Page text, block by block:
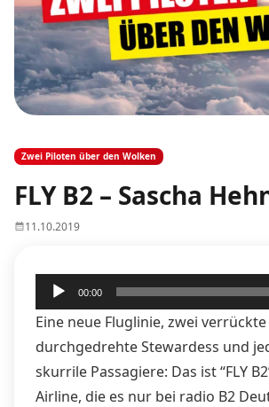
Zwei Piloten über den Wolken
FLY B2 – Sascha
11.10.2019
Audio-
Player
00:00
Eine neue Fluglinie, zwei
durchgedrehte Stewardess und
skurrile Passagiere: Das ist “FLY
Airline, die es nur bei radio B2